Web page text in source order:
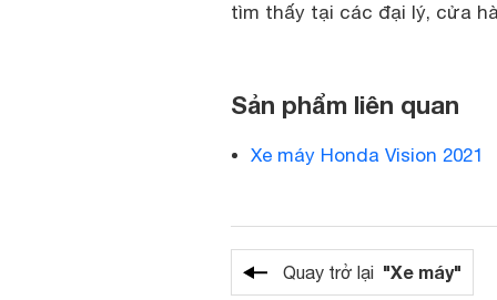
tìm thấy tại các đại lý, cửa
Sản phẩm liên quan
Xe máy Honda Vision 2021
Quay trở lại "Xe máy"